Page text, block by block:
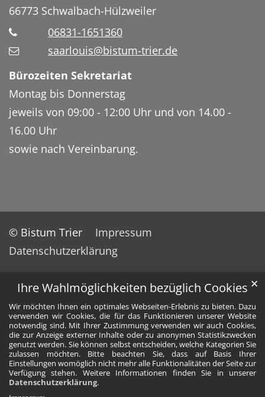
Ihre Wahlmöglichkeiten bezüglich Cookies
Wir möchten Ihnen ein optimales Webseiten-Erlebnis zu bieten. Dazu
verwenden wir Cookies, die für das Funktionieren unserer Website
notwendig sind. Mit Ihrer Zustimmung verwenden wir auch Cookies,
die zur Anzeige externer Inhalte oder zu anonymen Statistikzwecken
genutzt werden. Sie können selbst entscheiden, welche Kategorien Sie
zulassen möchten. Bitte beachten Sie, dass auf Basis Ihrer
Einstellungen womöglich nicht mehr alle Funktionalitäten der Seite zur
Verfügung stehen. Weitere Informationen finden Sie in unserer
Datenschutzerklärung.
✕
66773 Schwalbach-Hülzweiler
06831-1651360
saarlouis@bistum-trier.de
Bürozeiten Sekretariat
Montag bis Donnerstag
jeweils von 09:00 - 12:00 Uhr und von 14.00 -
16.00 Uhr
sowie nach Vereinbarung.
© Bistum Trier
Impressum
Datenschutzerklärung